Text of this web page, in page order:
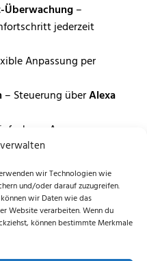
wir Technologien wie
und/oder darauf zuzugreifen.
wir Daten wie das
Website verarbeiten. Wenn du
können bestimmte Merkmale
Überwachung–
jederzeit
Anpassung per
– Steuerung überAlexa
per App
mähen soll